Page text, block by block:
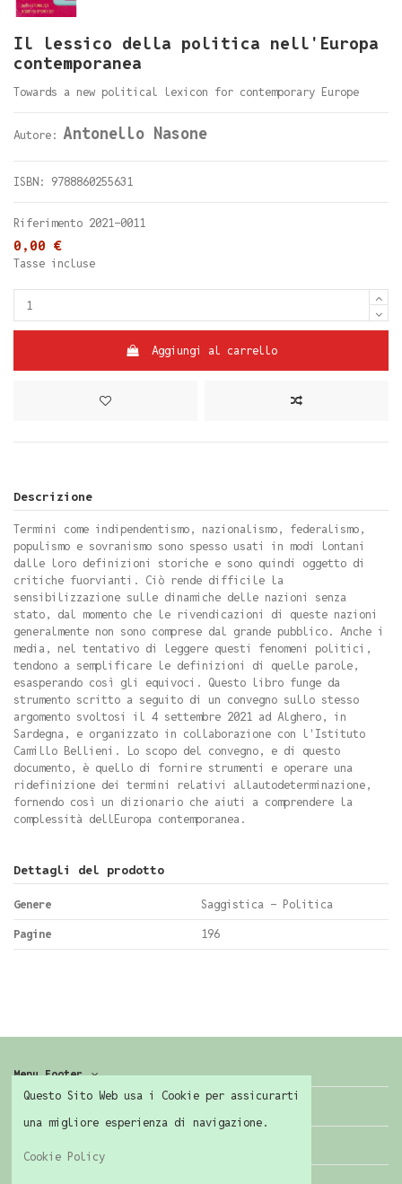
Il lessico della politica nell'Europa
contemporanea
Towards a new political lexicon for contemporary Europe
Autore: Antonello Nasone
ISBN: 9788860255631
Riferimento 2021-0011
0,00 €
Tasse incluse
Aggiungi al carrello
Descrizione
Termini come indipendentismo, nazionalismo, federalismo,
populismo e sovranismo sono spesso usati in modi lontani
dalle loro definizioni storiche e sono quindi oggetto di
critiche fuorvianti. Ciò rende difficile la
sensibilizzazione sulle dinamiche delle nazioni senza
stato, dal momento che le rivendicazioni di queste nazioni
generalmente non sono comprese dal grande pubblico. Anche i
media, nel tentativo di leggere questi fenomeni politici,
tendono a semplificare le definizioni di quelle parole,
esasperando così gli equivoci. Questo libro funge da
strumento scritto a seguito di un convegno sullo stesso
argomento svoltosi il 4 settembre 2021 ad Alghero, in
Sardegna, e organizzato in collaborazione con l'Istituto
Camillo Bellieni. Lo scopo del convegno, e di questo
documento, è quello di fornire strumenti e operare una
ridefinizione dei termini relativi allautodeterminazione,
fornendo così un dizionario che aiuti a comprendere la
complessità dellEuropa contemporanea.
Dettagli del prodotto
Genere
Saggistica - Politica
Pagine
196
Menu Footer
Seguici
Questo Sito Web usa i Cookie per assicurarti
una migliore esperienza di navigazione.
Cookie Policy